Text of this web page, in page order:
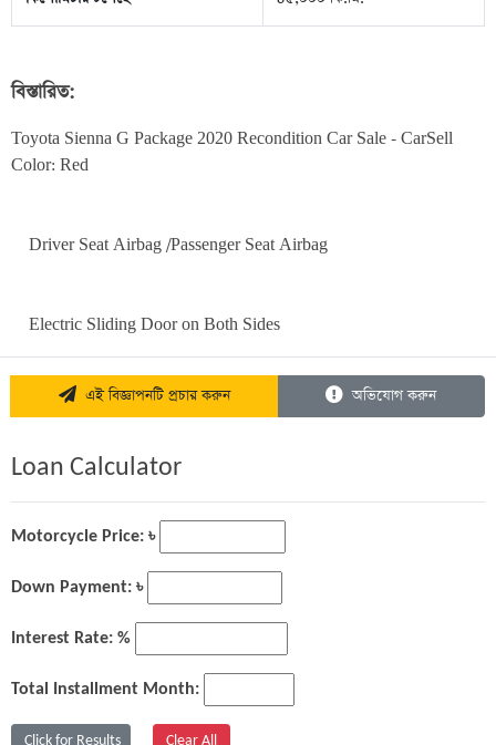
বিস্তারিত:
Toyota Sienna G Package 2020 Recondition Car Sale - CarSell
Color: Red
    Electric Sliding Door on Both Sides
এই বিজ্ঞাপনটি প্রচার করুন অভিযোগ করুন
Loan Calculator
Motorcycle Price: ৳
Down Payment: ৳
Interest Rate: %
Total Installment Month: